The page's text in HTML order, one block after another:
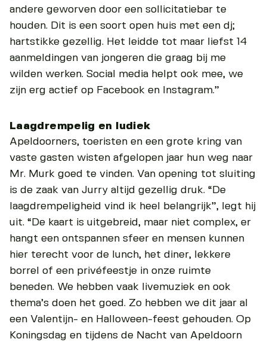
andere geworven door een sollicitatiebar te
houden. Dit is een soort open huis met een dj;
hartstikke gezellig. Het leidde tot maar liefst 14
aanmeldingen van jongeren die graag bij me
wilden werken. Social media helpt ook mee, we
zijn erg actief op Facebook en Instagram.”
Laagdrempelig en ludiek
Apeldoorners, toeristen en een grote kring van
vaste gasten wisten afgelopen jaar hun weg naar
Mr. Murk goed te vinden. Van opening tot sluiting
is de zaak van Jurry altijd gezellig druk. “De
laagdrempeligheid vind ik heel belangrijk”, legt hij
uit. “De kaart is uitgebreid, maar niet complex, er
hangt een ontspannen sfeer en mensen kunnen
hier terecht voor de lunch, het diner, lekkere
borrel of een privéfeestje in onze ruimte
beneden. We hebben vaak livemuziek en ook
thema’s doen het goed. Zo hebben we dit jaar al
een Valentijn- en Halloween-feest gehouden. Op
Koningsdag en tijdens de Nacht van Apeldoorn